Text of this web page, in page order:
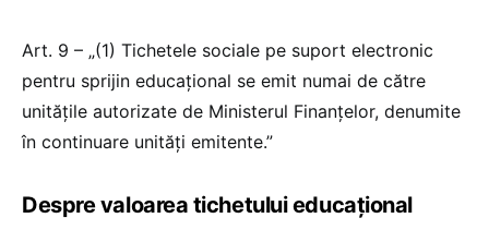
Art. 9 – „(1) Tichetele sociale pe suport electronic
pentru sprijin educațional se emit numai de către
unitățile autorizate de Ministerul Finanțelor, denumite
în continuare unități emitente.”
Despre valoarea tichetului educațional